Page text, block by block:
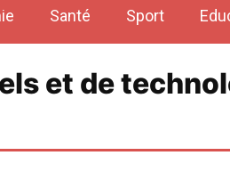
Santé Sport
et de